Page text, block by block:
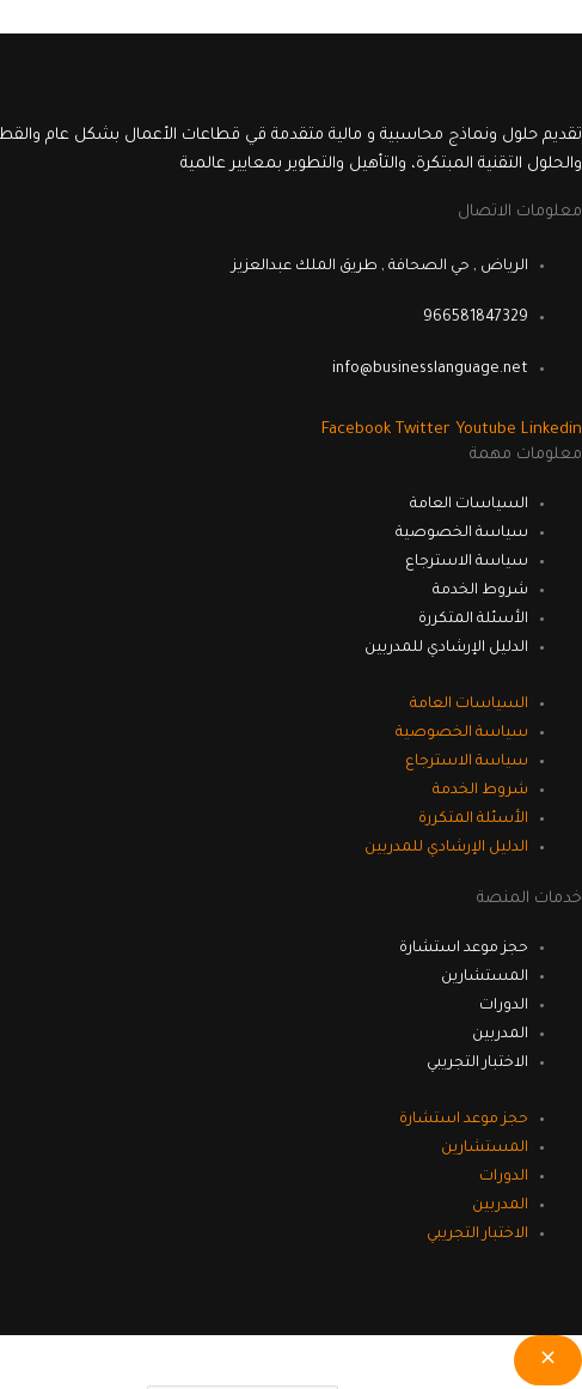
تقديم حلول ونماذج محاسبية و مالية متقدمة قي قطاعات الأعمال بشكل عام
والحلول التقنية المبتكرة، والتأهيل والتطوير بمعايير عالمية
معلومات الاتصال
الرياض , حي الصحافة , طريق الملك عبدالعزيز
966581847329
info@businesslanguage.net
Facebook Twitter Youtube Linkedin
معلومات مهمة
السياسات العامة
سياسة الخصوصية
سياسة الاسترجاع
شروط الخدمة
الأسئلة المتكررة
الدليل الإرشادي للمدربين
السياسات العامة
سياسة الخصوصية
سياسة الاسترجاع
شروط الخدمة
الأسئلة المتكررة
الدليل الإرشادي للمدربين
خدمات المنصة
حجز موعد استشارة
المستشارين
الدورات
المدربين
الاختبار التجريبي
حجز موعد استشارة
المستشارين
الدورات
المدربين
الاختبار التجريبي